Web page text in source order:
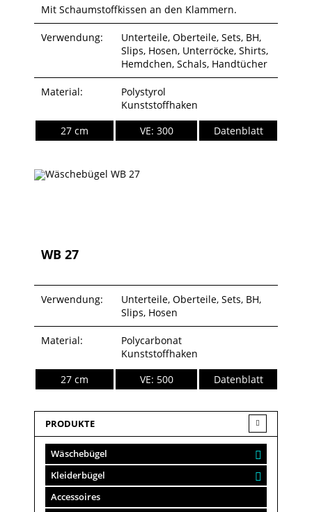
Mit Schaumstoffkissen an den Klammern.
Verwendung:
Unterteile, Oberteile, Sets, BH,
Slips, Hosen, Unterröcke, Shirts,
Hemdchen, Schals, Handtücher
Material:
Polystyrol
Kunststoffhaken
27 cm
VE: 300 Datenblatt
WB 27
Verwendung:
Unterteile, Oberteile, Sets, BH,
Slips, Hosen
Material:
Polycarbonat
Kunststoffhaken
27 cm
VE: 500 Datenblatt
PRODUKTE
Wäschebügel
Kleiderbügel
Accessoires